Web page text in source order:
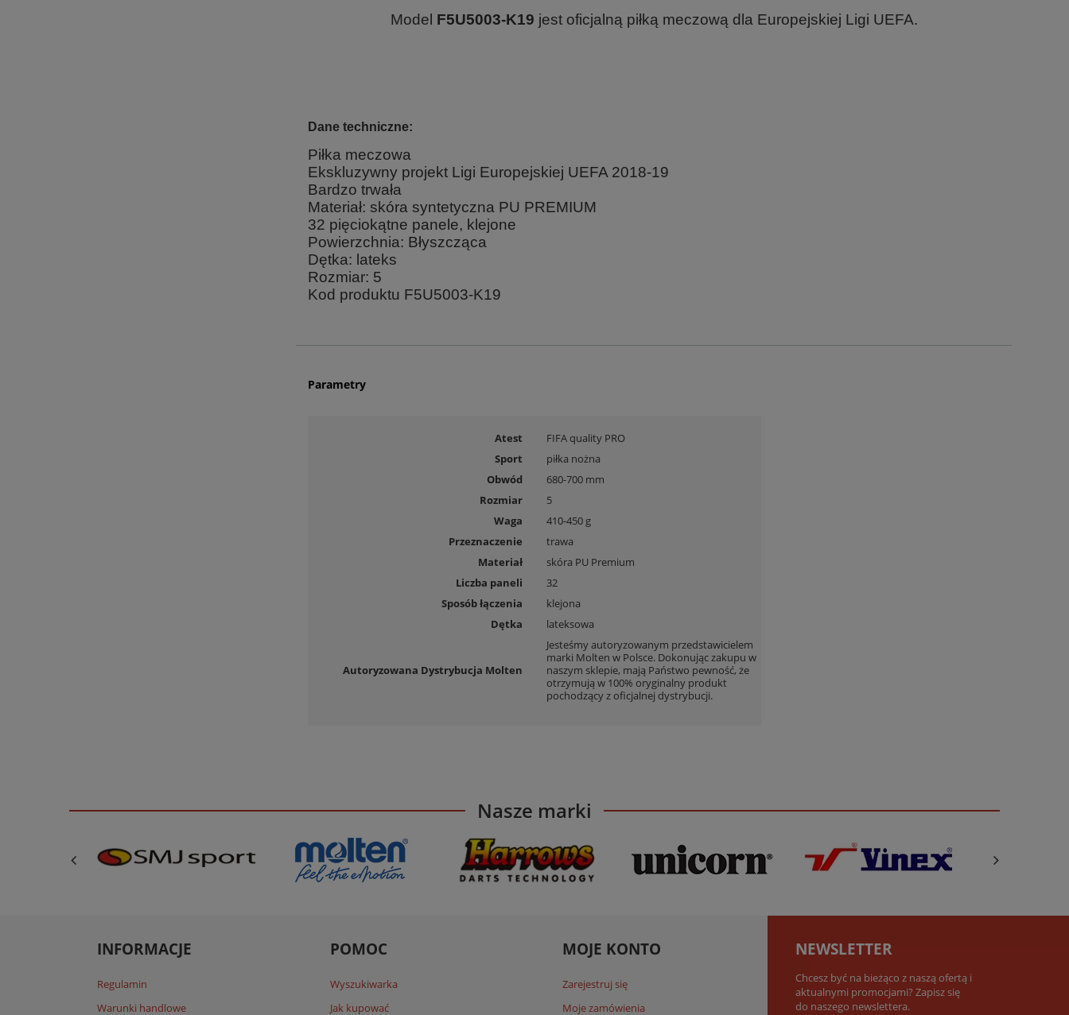
Model F5U5003-K19 jest oficjalną piłką meczową dla Europejskiej Ligi UEFA.
Dane techniczne:
Piłka meczowa
Ekskluzywny projekt Ligi Europejskiej UEFA 2018-19
Bardzo trwała
Materiał: skóra syntetyczna PU PREMIUM
32 pięciokątne panele, klejone
Powierzchnia: Błyszcząca
Dętka: lateks
Rozmiar: 5
Kod produktu F5U5003-K19
Parametry
Atest
FIFA quality PRO
Sport
piłka nożna
Obwód
680-700 mm
Rozmiar
5
Waga
410-450 g
Przeznaczenie
trawa
Materiał
skóra PU Premium
Liczba paneli
32
Sposób łączenia
klejona
Dętka
lateksowa
Autoryzowana Dystrybucja Molten
Jesteśmy autoryzowanym przedstawicielem
marki Molten w Polsce. Dokonując zakupu w
naszym sklepie, mają Państwo pewność, że
otrzymują w 100% oryginalny produkt
pochodzący z oficjalnej dystrybucji.
Nasze marki
INFORMACJE
Regulamin
Warunki handlowe
POMOC
Wyszukiwarka
Jak kupować
MOJE KONTO
Zarejestruj się
Moje zamówienia
NEWSLETTER
Chcesz być na bieżąco z naszą ofertą i
aktualnymi promocjami? Zapisz się
do naszego newslettera.